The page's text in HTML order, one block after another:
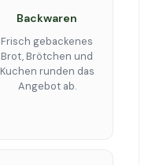
Backwaren
Frisch gebackenes
Brot, Brötchen und
Kuchen runden das
Angebot ab.